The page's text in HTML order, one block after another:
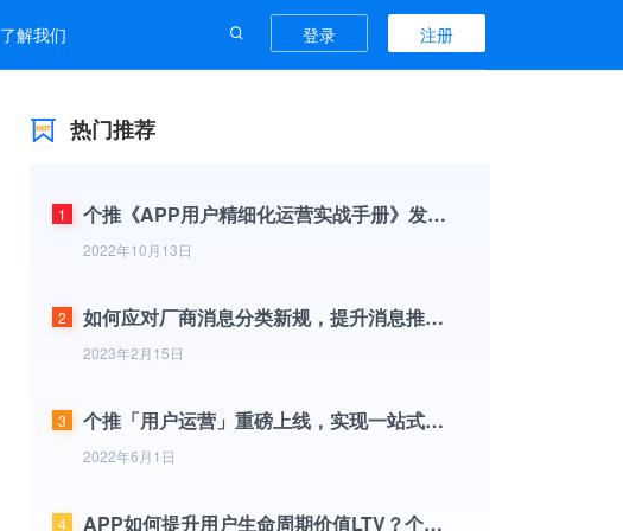
了解我们 登录 注册
热门推荐
1 个推《APP用户精细化运营实战手册》发布，提供用户运营体系搭建超全攻略
2022年10月13日
2 如何应对厂商消息分类新规，提升消息推送到达率？
2023年2月15日
3 个推「用户运营」重磅上线，实现一站式用户洞察与数据分析
2022年6月1日
4 APP如何提升用户生命周期价值LTV？个推数智运营服务提供解决方案